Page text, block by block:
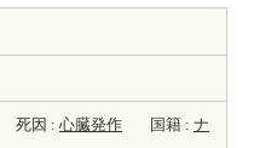
死因 : 心臓発作 国籍 : ナ